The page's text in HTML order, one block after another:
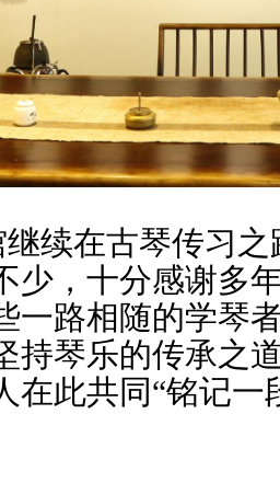
续在古琴传习之
少，十分感谢多
一路相随的学琴
持琴乐的传承之
在此共同“铭记